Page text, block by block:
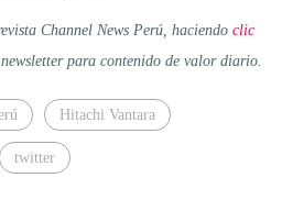
Channel News Perú, haciendo clic
para contenido de valor diario.
Hitachi Vantara
twitter